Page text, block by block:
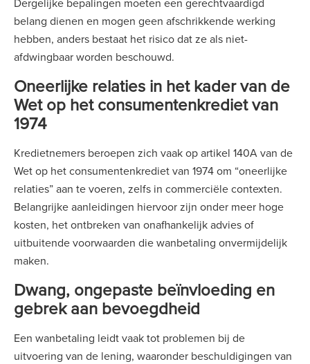
belang dienen en mogen geen afschrikkende werking
hebben, anders bestaat het risico dat ze als niet-
afdwingbaar worden beschouwd.
Oneerlijke relaties in het kader van de
Wet op het consumentenkrediet van
1974
Kredietnemers beroepen zich vaak op artikel 140A van de
Wet op het consumentenkrediet van 1974 om “oneerlijke
relaties” aan te voeren, zelfs in commerciële contexten.
Belangrijke aanleidingen hiervoor zijn onder meer hoge
kosten, het ontbreken van onafhankelijk advies of
uitbuitende voorwaarden die wanbetaling onvermijdelijk
maken.
Dwang, ongepaste beïnvloeding en
gebrek aan bevoegdheid
Een wanbetaling leidt vaak tot problemen bij de
uitvoering van de lening, waaronder beschuldigingen van